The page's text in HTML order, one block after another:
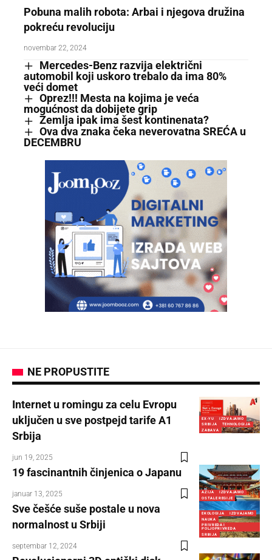
Pobuna malih robota: Arbai i njegova družina
pokreću revoluciju
novembar 22, 2024
Mercedes-Benz razvija električni
automobil koji uskoro trebalo da ima 80%
veći domet
Oprez!!! Mesta na kojima je veća
mogućnost da dobijete grip
Zemlja ipak ima šest kontinenata?
Ova dva znaka čeka neverovatna SREĆA u
DECEMBRU
NE PROPUSTITE
EX-YU
IZDVAJAMO
SRBIJA
TEHNOLOGIJA
ZABAVA
Internet u romingu za celu Evropu
uključen u sve postpejd tarife A1
Srbija
jun 19, 2025
AZIJA
IZDVAJAMO
OSTALE REGIJE
19 fascinantnih činjenica o Japanu
januar 13, 2025
EKOLOGIJA
IZDVAJAMO
NAUKA
PRIVREDA I
POLJOPRIVREDA
SRBIJA
Sve češće suše postale u nova
normalnost u Srbiji
septembar 12, 2024